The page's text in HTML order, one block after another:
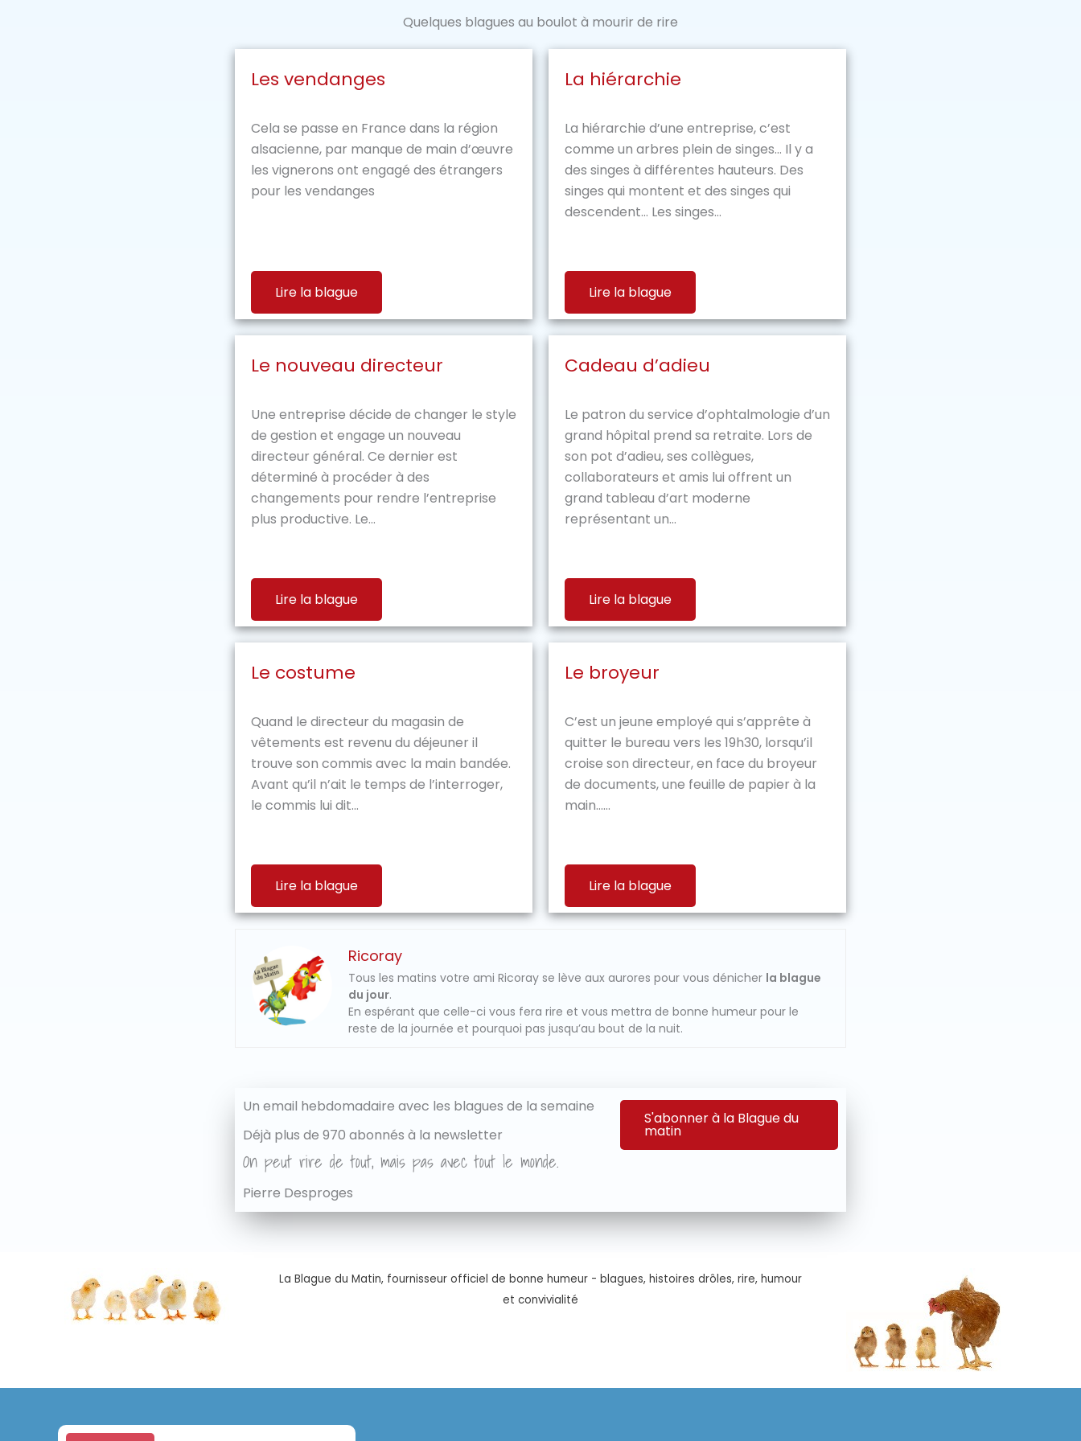
Quelques blagues au boulot à mourir de rire
Les vendanges
Cela se passe en France dans la région
alsacienne, par manque de main d’œuvre
les vignerons ont engagé des étrangers
pour les vendanges
Lire la blague
La hiérarchie
La hiérarchie d’une entreprise, c’est
comme un arbres plein de singes… Il y a
des singes à différentes hauteurs. Des
singes qui montent et des singes qui
descendent… Les singes...
Lire la blague
Le nouveau directeur
Une entreprise décide de changer le style
de gestion et engage un nouveau
directeur général. Ce dernier est
déterminé à procéder à des
changements pour rendre l’entreprise
plus productive. Le...
Lire la blague
Cadeau d’adieu
Le patron du service d’ophtalmologie d’un
grand hôpital prend sa retraite. Lors de
son pot d’adieu, ses collègues,
collaborateurs et amis lui offrent un
grand tableau d’art moderne
représentant un...
Lire la blague
Le costume
Quand le directeur du magasin de
vêtements est revenu du déjeuner il
trouve son commis avec la main bandée.
Avant qu’il n’ait le temps de l’interroger,
le commis lui dit...
Lire la blague
Le broyeur
C’est un jeune employé qui s’apprête à
quitter le bureau vers les 19h30, lorsqu’il
croise son directeur, en face du broyeur
de documents, une feuille de papier à la
main…...
Lire la blague
Ricoray
Tous les matins votre ami Ricoray se lève aux aurores pour vous dénicher la blague
du jour.
En espérant que celle-ci vous fera rire et vous mettra de bonne humeur pour le
reste de la journée et pourquoi pas jusqu’au bout de la nuit.
Un email hebdomadaire avec les blagues de la semaine
Déjà plus de 970 abonnés à la newsletter
S'abonner à la Blague du
matin
On peut rire de tout, mais pas avec tout le monde.
Pierre Desproges
La Blague du Matin, fournisseur officiel de bonne humeur - blagues, histoires drôles, rire, humour
et convivialité